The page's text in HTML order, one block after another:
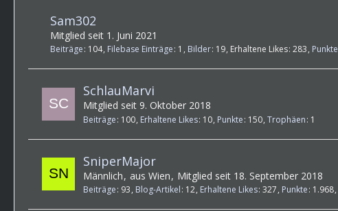
Sam302
Mitglied seit 1. Juni 2021
Beiträge 104 Filebase Einträge 1 Bilder 19 Erhaltene Likes 283 Punkte
SchlauMarvi
Mitglied seit 9. Oktober 2018
Beiträge 100 Erhaltene Likes 10 Punkte 150 Trophäen 1
SniperMajor
Männlich aus Wien Mitglied seit 18. September 2018
Beiträge 93 Blog-Artikel 12 Erhaltene Likes 327 Punkte 1.968